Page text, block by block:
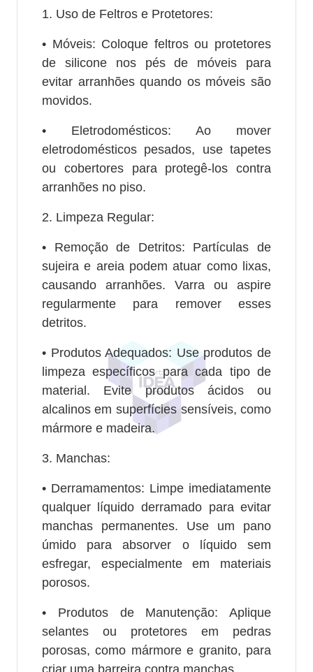
1. Uso de Feltros e Protetores:
• Móveis: Coloque feltros ou protetores
de silicone nos pés de móveis para
evitar arranhões quando os móveis são
movidos.
• Eletrodomésticos: Ao mover
eletrodomésticos pesados, use tapetes
ou cobertores para protegê-los contra
arranhões no piso.
2. Limpeza Regular:
• Remoção de Detritos: Partículas de
sujeira e areia podem atuar como lixas,
causando arranhões. Varra ou aspire
regularmente para remover esses
detritos.
• Produtos Adequados: Use produtos de
limpeza específicos para cada tipo de
material. Evite produtos ácidos ou
alcalinos em superfícies sensíveis, como
mármore e madeira.
3. Manchas:
• Derramamentos: Limpe imediatamente
qualquer líquido derramado para evitar
manchas permanentes. Use um pano
úmido para absorver o líquido sem
esfregar, especialmente em materiais
porosos.
• Produtos de Manutenção: Aplique
selantes ou protetores em pedras
porosas, como mármore e granito, para
criar uma barreira contra manchas.